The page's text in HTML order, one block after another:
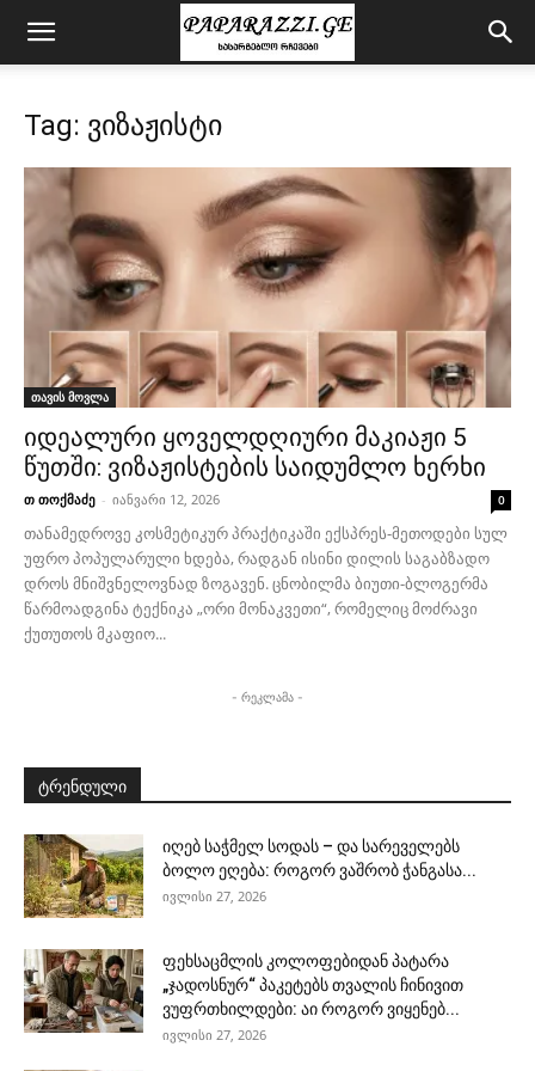
Tag: ვიზაჟისტი
თავის მოვლა
იდეალური ყოველდღიური მაკიაჟი 5
წუთში: ვიზაჟისტების საიდუმლო ხერხი
თ თოქმაძე - იანვარი 12, 2026 0
თანამედროვე კოსმეტიკურ პრაქტიკაში ექსპრეს-მეთოდები სულ
უფრო პოპულარული ხდება, რადგან ისინი დილის საგაბზადო
დროს მნიშვნელოვნად ზოგავენ. ცნობილმა ბიუთი-ბლოგერმა
წარმოადგინა ტექნიკა „ორი მონაკვეთი“, რომელიც მოძრავი
ქუთუთოს მკაფიო...
- რეკლამა -
ტრენდული
იღებ საჭმელ სოდას – და სარეველებს
ბოლო ეღება: როგორ ვაშრობ ჭანგასა...
ივლისი 27, 2026
ფეხსაცმლის კოლოფებიდან პატარა
„ჯადოსნურ“ პაკეტებს თვალის ჩინივით
ვუფრთხილდები: აი როგორ ვიყენებ...
ივლისი 27, 2026